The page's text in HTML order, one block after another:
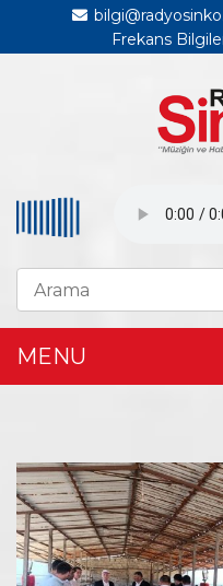
Frekans
MENU